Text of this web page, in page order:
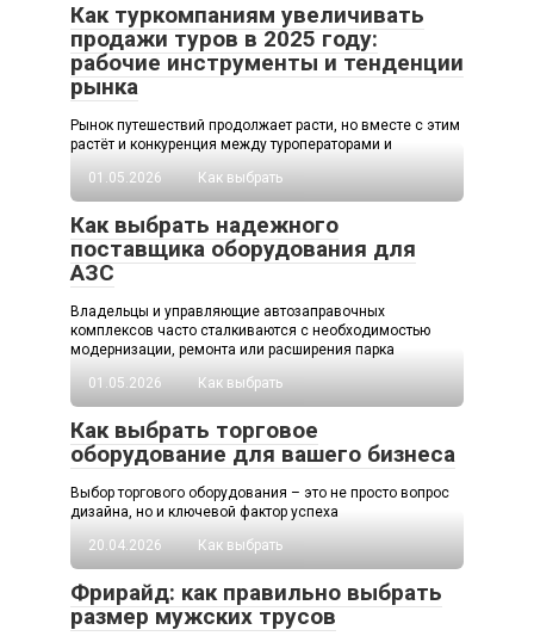
Как туркомпаниям увеличивать
продажи туров в 2025 году:
рабочие инструменты и тенденции
рынка
Рынок путешествий продолжает расти, но вместе с этим
растёт и конкуренция между туроператорами и
01.05.2026
Как выбрать
Как выбрать надежного
поставщика оборудования для
АЗС
Владельцы и управляющие автозаправочных
комплексов часто сталкиваются с необходимостью
модернизации, ремонта или расширения парка
01.05.2026
Как выбрать
Как выбрать торговое
оборудование для вашего бизнеса
Выбор торгового оборудования – это не просто вопрос
дизайна, но и ключевой фактор успеха
20.04.2026
Как выбрать
Фрирайд: как правильно выбрать
размер мужских трусов